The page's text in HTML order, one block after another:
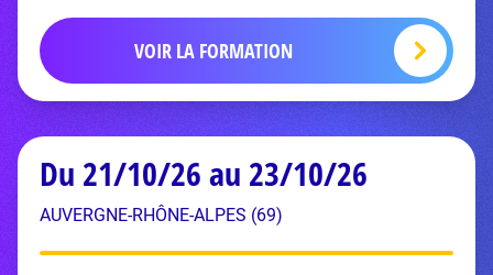
VOIR LA FORMATION
Du 21/10/26 au 23/10/26
AUVERGNE-RHÔNE-ALPES (69)